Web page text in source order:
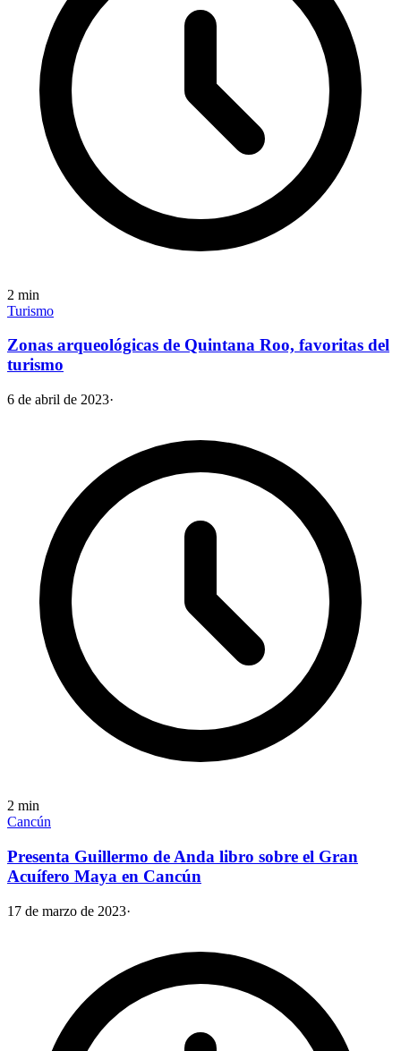
2 min
Turismo
Zonas arqueológicas de Quintana Roo, favoritas del
turismo
6 de abril de 2023·
2 min
Cancún
Presenta Guillermo de Anda libro sobre el Gran
Acuífero Maya en Cancún
17 de marzo de 2023·